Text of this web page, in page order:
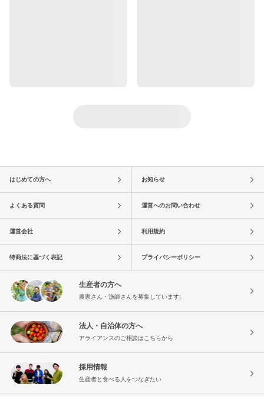
はじめての方へ お知らせ
よくある質問 運営へのお問い合わせ
運営会社 利用規約
特商法に基づく表記 プライバシーポリシー
生産者の方へ
農家さん・漁師さんを募集しています!
法人・自治体の方へ
アライアンスのご相談はこちらから
採用情報
生産者と食べる人をつなぎたい